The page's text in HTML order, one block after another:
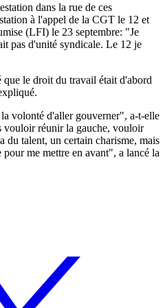
dans la rue de ces
à l'appel de la CGT le 12 et
(LFI) le 23 septembre: "Je
pas d'unité syndicale. Le 12 je
le droit du travail était d'abord
volonté d'aller gouverner", a-t-elle
vouloir réunir la gauche, vouloir
du talent, un certain charisme, mais
me mettre en avant", a lancé la